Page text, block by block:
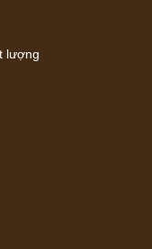
lượng